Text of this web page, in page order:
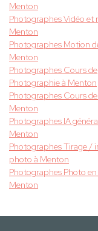
Menton
Photographes Vidéo et
Menton
Photographes Motion
Menton
Photographes Cours de
Photographie à Menton
Photographes Cours
Menton
Photographes IA
Menton
Photographes Tirage /
photo à Menton
Photographes Photo
Menton